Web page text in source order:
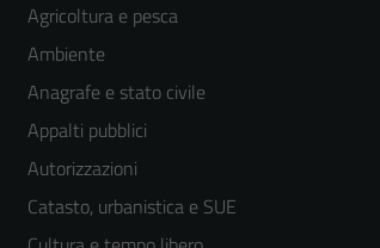
Agricoltura e pesca
Ambiente
Anagrafe e stato civile
Appalti pubblici
Autorizzazioni
Catasto, urbanistica e SUE